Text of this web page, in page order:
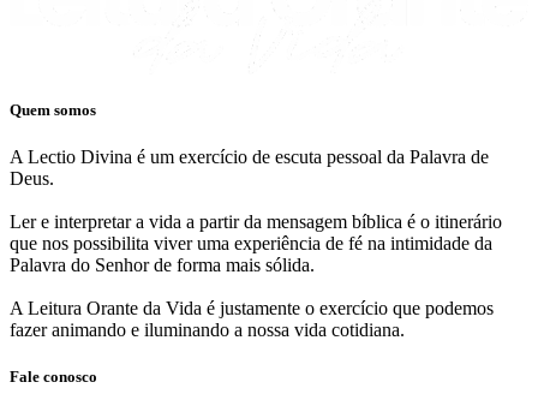
Quem somos
A Lectio Divina é um exercício de escuta pessoal da Palavra de
Deus.
Ler e interpretar a vida a partir da mensagem bíblica é o itinerário
que nos possibilita viver uma experiência de fé na intimidade da
Palavra do Senhor de forma mais sólida.
A Leitura Orante da Vida é justamente o exercício que podemos
fazer animando e iluminando a nossa vida cotidiana.
Fale conosco